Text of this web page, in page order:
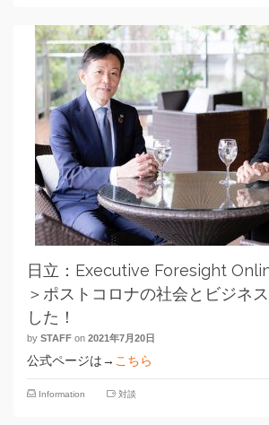
日立：Executive Foresight
＞ポストコロナの社会とビジネ
した！
by STAFF on 2021年7月20日
公式ページは→ こちら
Information 対談